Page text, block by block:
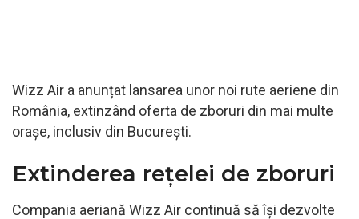
Wizz Air a anunțat lansarea unor noi rute aeriene din
România, extinzând oferta de zboruri din mai multe
orașe, inclusiv din București.
Extinderea rețelei de zboruri
Compania aeriană Wizz Air continuă să își dezvolte